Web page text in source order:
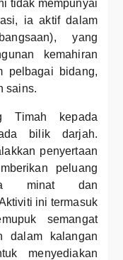
tidak mempunyai
ia aktif dalam
yang
kemahiran
pelbagai bidang,
sains.
Timah kepada
bilik darjah.
penyertaan
peluang
minat dan
ini termasuk
semangat
dalam kalangan
menyediakan